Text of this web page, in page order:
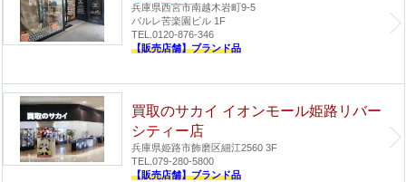
兵庫県西宮市南越木岩町9-5
パルレ苦楽園ビル 1F
TEL.0120-876-346
【販売店舗】ブランド品
買取のサカイ イオンモール姫路リバー
シティー店
兵庫県姫路市飾磨区細江2560 3F
TEL.079-280-5800
【販売店舗】ブランド品